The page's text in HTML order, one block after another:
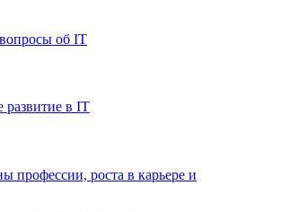
об IT
развитие в IT
профессии, роста в карьере и